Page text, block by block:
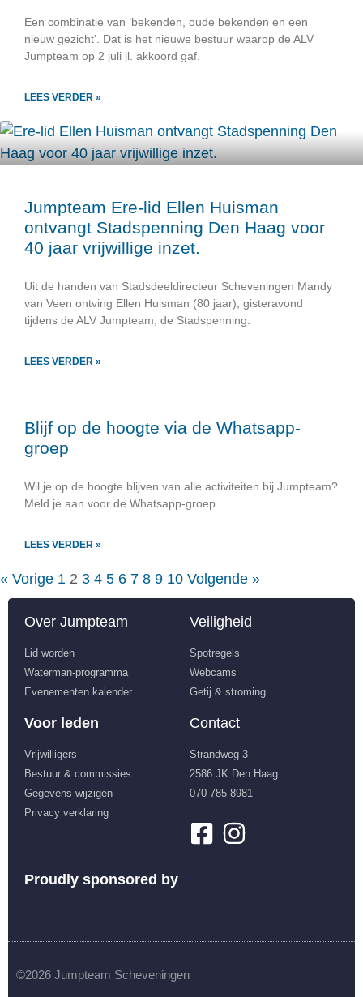
Een combinatie van ‘bekenden, oude bekenden en een
nieuw gezicht’. Dat is het nieuwe bestuur waarop de ALV
Jumpteam op 2 juli jl. akkoord gaf.
LEES VERDER »
Jumpteam Ere-lid Ellen Huisman
ontvangt Stadspenning Den Haag voor
40 jaar vrijwillige inzet.
Uit de handen van Stadsdeeldirecteur Scheveningen Mandy
van Veen ontving Ellen Huisman (80 jaar), gisteravond
tijdens de ALV Jumpteam, de Stadspenning.
LEES VERDER »
Blijf op de hoogte via de Whatsapp-
groep
Wil je op de hoogte blijven van alle activiteiten bij Jumpteam?
Meld je aan voor de Whatsapp-groep.
LEES VERDER »
« Vorige 1 2 3 4 5 6 7 8 9 10 Volgende »
Over Jumpteam
Lid worden
Waterman-programma
Evenementen kalender
Veiligheid
Spotregels
Webcams
Getij & stroming
Voor leden
Vrijwilligers
Bestuur & commissies
Gegevens wijzigen
Privacy verklaring
Contact
Strandweg 3
2586 JK Den Haag
070 785 8981
Proudly sponsored by
©2026 Jumpteam Scheveningen